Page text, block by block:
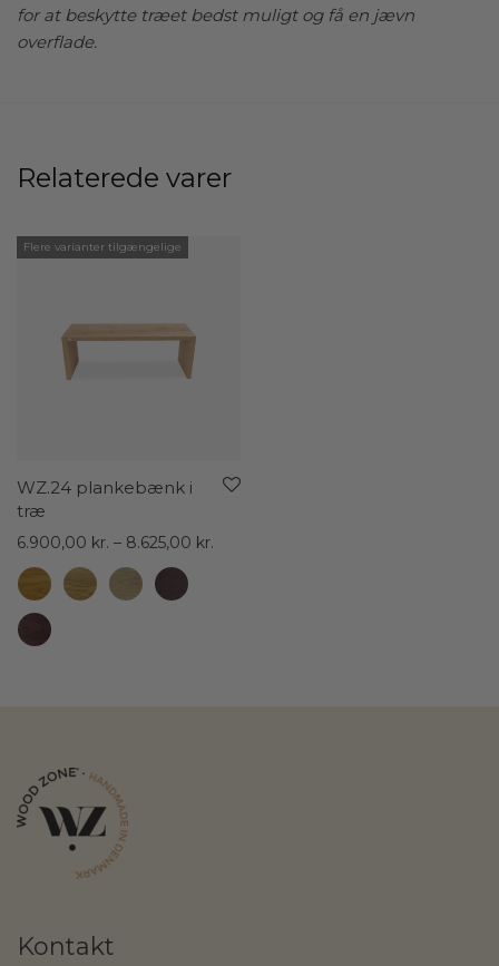
udtryk det let at kombinere bænken med forskellige
indretningsstile og farver.
funktionalitet, æstetik og håndværk gør bænken til et
for at beskytte træet bedst muligt og få en jævn
overflade.
Relaterede varer
Flere varianter tilgængelige
WZ.24 plankebænk i
træ
6.900,00 kr. – 8.625,00 kr.
Kontakt